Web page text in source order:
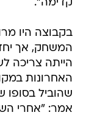
קדימה".
בקבוצה היו
המשחק, אך
האחרונות
שהוביל בסופו
אמר: "אחרי